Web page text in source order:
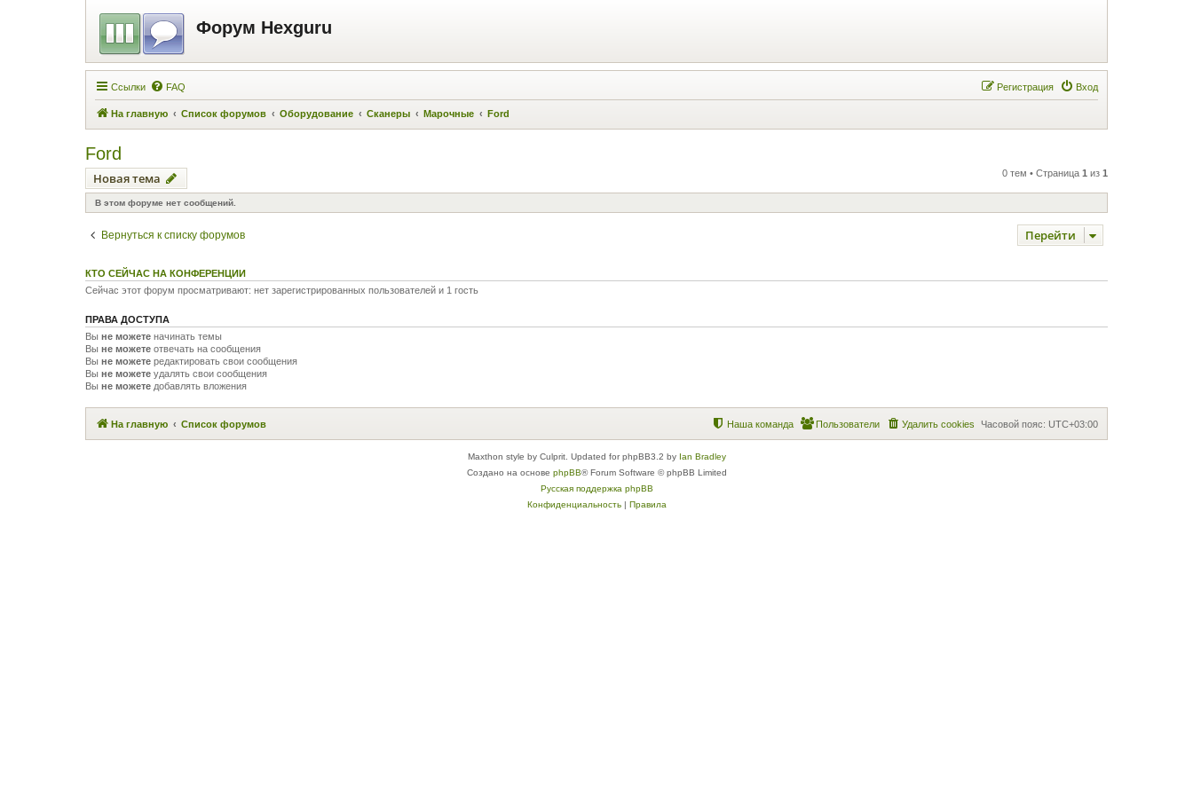
Форум Hexguru
Ссылки FAQ Вход
Регистрация
На главную Список форумов Оборудование Сканеры Марочные Ford
Ford
Новая тема 0 тем • Страница 1 из 1
В этом форуме нет сообщений.
Вернуться к списку форумов Перейти
КТО СЕЙЧАС НА КОНФЕРЕНЦИИ
Сейчас этот форум просматривают: нет зарегистрированных пользователей и 1 гость
ПРАВА ДОСТУПА
Вы не можете начинать темы
Вы не можете отвечать на сообщения
Вы не можете редактировать свои сообщения
Вы не можете удалять свои сообщения
Вы не можете добавлять вложения
На главную Список форумов Часовой пояс: UTC+03:00
Удалить cookies
Пользователи
Наша команда
Maxthon style by Culprit. Updated for phpBB3.2 by Ian Bradley
Создано на основе phpBB® Forum Software © phpBB Limited
Русская поддержка phpBB
Конфиденциальность| Правила